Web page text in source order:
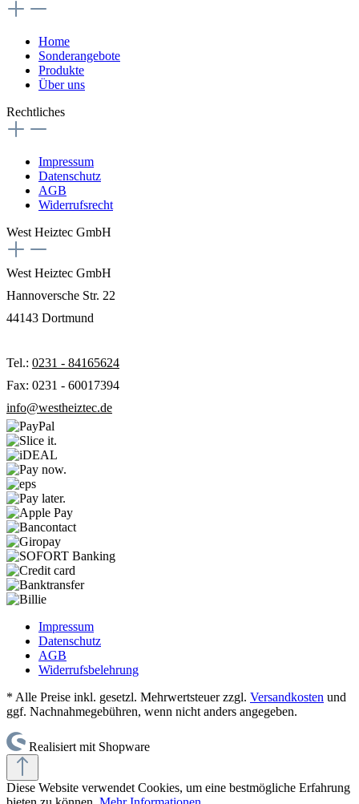
Home
Sonderangebote
Produkte
Über uns
Rechtliches
Impressum
Datenschutz
AGB
Widerrufsrecht
West Heiztec GmbH
West Heiztec GmbH
Hannoversche Str. 22
44143 Dortmund
Tel.: 0231 - 84165624
Fax: 0231 - 60017394
info@westheiztec.de
Impressum
Datenschutz
AGB
Widerrufsbelehrung
* Alle Preise inkl. gesetzl. Mehrwertsteuer zzgl. Versandkosten und
ggf. Nachnahmegebühren, wenn nicht anders angegeben.
Realisiert mit Shopware
Diese Website verwendet Cookies, um eine bestmögliche Erfahrung